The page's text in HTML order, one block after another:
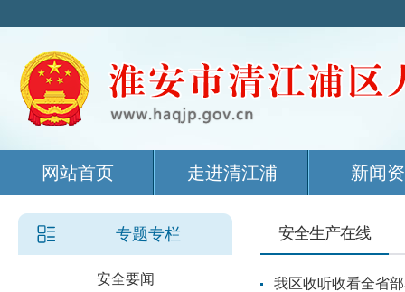
网站首页 走进清江浦 新闻
专题专栏
安全要闻
安全生产在线
我区收听收看全省